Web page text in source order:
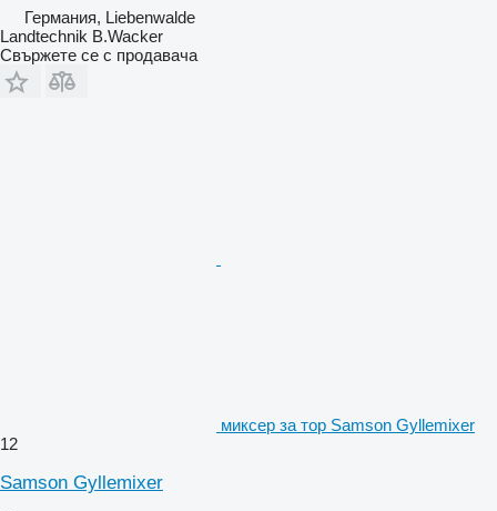
Германия, Liebenwalde
Landtechnik B.Wacker
Свържете се с продавача
миксер за тор Samson Gyllemixer
12
Samson Gyllemixer